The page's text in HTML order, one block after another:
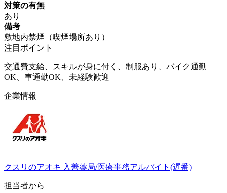
対策の有無
あり
備考
敷地内禁煙（喫煙場所あり）
注目ポイント
交通費支給、スキルが身に付く、制服あり、バイク通勤
OK、車通勤OK、未経験歓迎
企業情報
クスリのアオキ 入善薬局/医療事務アルバイト(遅番)
担当者から